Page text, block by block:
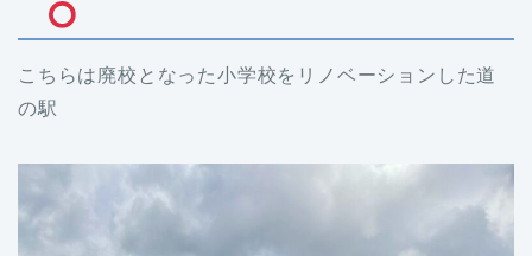
こちらは廃校となった小学校をリノベーションした道
の駅